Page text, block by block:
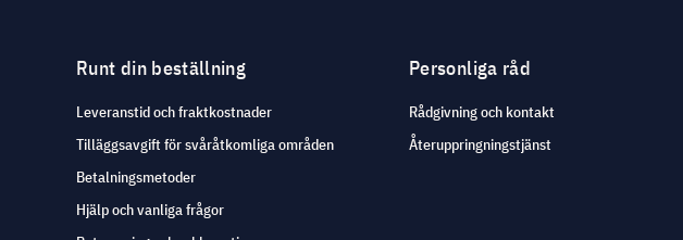
Runt din beställning
Leveranstid och fraktkostnader
Tilläggsavgift för svåråtkomliga områden
Betalningsmetoder
Hjälp och vanliga frågor
Personliga råd
Rådgivning och kontakt
Återuppringningstjänst